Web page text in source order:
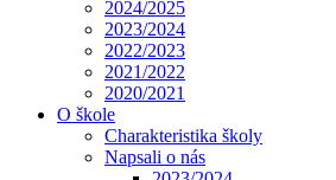
2024/2025
2023/2024
2022/2023
2021/2022
2020/2021
O škole
Charakteristika školy
Napsali o nás